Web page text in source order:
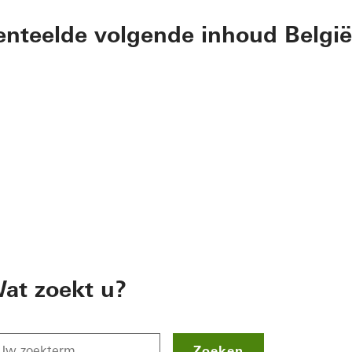
volgende inhoud België
zoekt u?